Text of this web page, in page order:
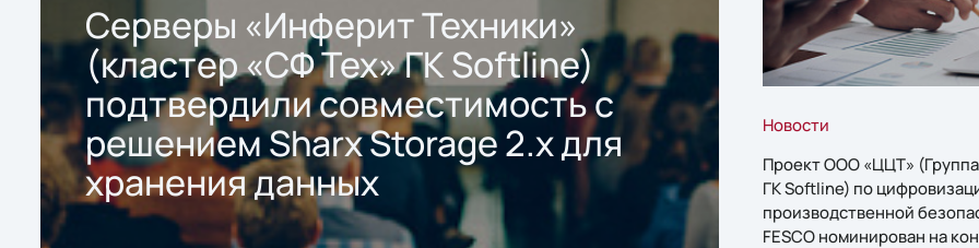
Серверы «Инферит Техники»
(кластер «СФ Тех» ГК Softline)
подтвердили совместимость с
решением Sharx Storage 2.x для
хранения данных
Новости
Проект ООО «ЦЦТ»
ГК Softline) по
производственной
FESCO номинирован на